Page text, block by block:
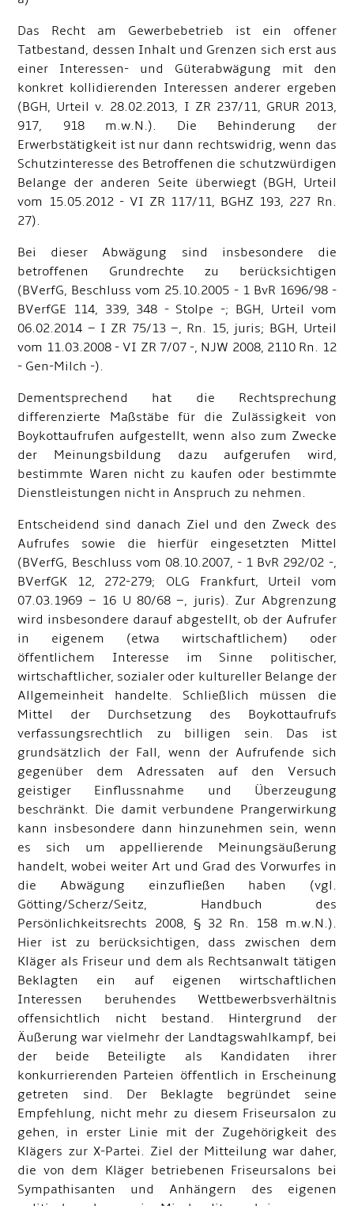
Das Recht am Gewerbebetrieb ist ein offener
Tatbestand, dessen Inhalt und Grenzen sich erst aus
einer Interessen- und Güterabwägung mit den
konkret kollidierenden Interessen anderer ergeben
(BGH, Urteil v. 28.02.2013, I ZR 237/11, GRUR 2013,
917, 918 m.w.N.). Die Behinderung der
Erwerbstätigkeit ist nur dann rechtswidrig, wenn das
Schutzinteresse des Betroffenen die schutzwürdigen
Belange der anderen Seite überwiegt (BGH, Urteil
vom 15.05.2012 - VI ZR 117/11, BGHZ 193, 227 Rn.
27).
Bei dieser Abwägung sind insbesondere die
betroffenen Grundrechte zu berücksichtigen
(BVerfG, Beschluss vom 25.10.2005 - 1 BvR 1696/98 -
BVerfGE 114, 339, 348 - Stolpe -; BGH, Urteil vom
06.02.2014 – I ZR 75/13 –, Rn. 15, juris; BGH, Urteil
vom 11.03.2008 - VI ZR 7/07 -, NJW 2008, 2110 Rn. 12
- Gen-Milch -).
Dementsprechend hat die Rechtsprechung
differenzierte Maßstäbe für die Zulässigkeit von
Boykottaufrufen aufgestellt, wenn also zum Zwecke
der Meinungsbildung dazu aufgerufen wird,
bestimmte Waren nicht zu kaufen oder bestimmte
Dienstleistungen nicht in Anspruch zu nehmen.
Entscheidend sind danach Ziel und den Zweck des
Aufrufes sowie die hierfür eingesetzten Mittel
(BVerfG, Beschluss vom 08.10.2007, - 1 BvR 292/02 -,
BVerfGK 12, 272-279; OLG Frankfurt, Urteil vom
07.03.1969 – 16 U 80/68 –, juris). Zur Abgrenzung
wird insbesondere darauf abgestellt, ob der Aufrufer
in eigenem (etwa wirtschaftlichem) oder
öffentlichem Interesse im Sinne politischer,
wirtschaftlicher, sozialer oder kultureller Belange der
Allgemeinheit handelte. Schließlich müssen die
Mittel der Durchsetzung des Boykottaufrufs
verfassungsrechtlich zu billigen sein. Das ist
grundsätzlich der Fall, wenn der Aufrufende sich
gegenüber dem Adressaten auf den Versuch
geistiger Einflussnahme und Überzeugung
beschränkt. Die damit verbundene Prangerwirkung
kann insbesondere dann hinzunehmen sein, wenn
es sich um appellierende Meinungsäußerung
handelt, wobei weiter Art und Grad des Vorwurfes in
die Abwägung einzufließen haben (vgl.
Götting/Scherz/Seitz, Handbuch des
Persönlichkeitsrechts 2008, § 32 Rn. 158 m.w.N.).
Hier ist zu berücksichtigen, dass zwischen dem
Kläger als Friseur und dem als Rechtsanwalt tätigen
Beklagten ein auf eigenen wirtschaftlichen
Interessen beruhendes Wettbewerbsverhältnis
offensichtlich nicht bestand. Hintergrund der
Äußerung war vielmehr der Landtagswahlkampf, bei
der beide Beteiligte als Kandidaten ihrer
konkurrierenden Parteien öffentlich in Erscheinung
getreten sind. Der Beklagte begründet seine
Empfehlung, nicht mehr zu diesem Friseursalon zu
gehen, in erster Linie mit der Zugehörigkeit des
Klägers zur X-Partei. Ziel der Mitteilung war daher,
die von dem Kläger betriebenen Friseursalons bei
Sympathisanten und Anhängern des eigenen